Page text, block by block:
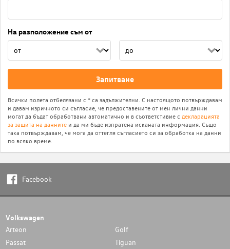
На разположение съм от
Запитване
Всички полета отбелязани с * са задължителни. С настоящото потвърждавам
и давам изричното си съгласие, че предоставените от мен лични данни
могат да бъдат обработвани автоматично и в съответстивие с декларацията
за защита на данните и да ми бъде изпратена исканата информация. Също
така потвърждавам, че мога да оттегля съгласието си за обработка на данни
по всяко време.
Facebook
Volkswagen
Arteon
Golf
Passat
Tiguan